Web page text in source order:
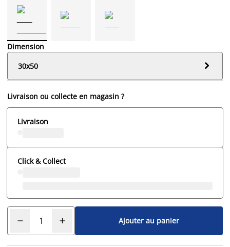
Dimension
30x50

Livraison ou collecte en magasin ?
Livraison
Click & Collect
Ajouter au panier